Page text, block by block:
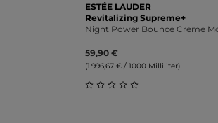
ESTÉE LAUDER
Revitalizing Supreme+
Night Power Bounce Creme
59,90 €
(1.996,67 € / 1000 Milliliter)
Durchschnittliche